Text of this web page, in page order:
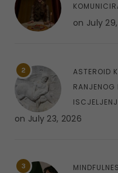
on July
2
ASTEROID
RANJENOG
on July 23, 2026
3